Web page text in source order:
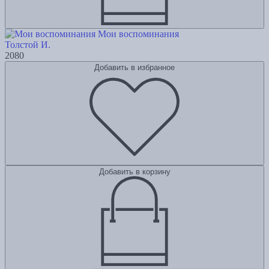
Мои воспоминания
Толстой И.
2080
Добавить в избранное
Добавить в корзину